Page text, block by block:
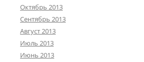
Октябрь 2013
Сентябрь 2013
Август 2013
Июль 2013
Июнь 2013